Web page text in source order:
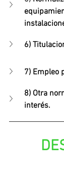
6)
7) Empleo
8) Otra
interés.